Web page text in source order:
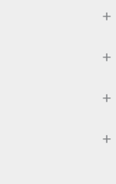
+
+
+
+